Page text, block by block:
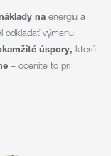
na energiu a
odkladať výmenu
úspory, ktoré
– oceníte to pri